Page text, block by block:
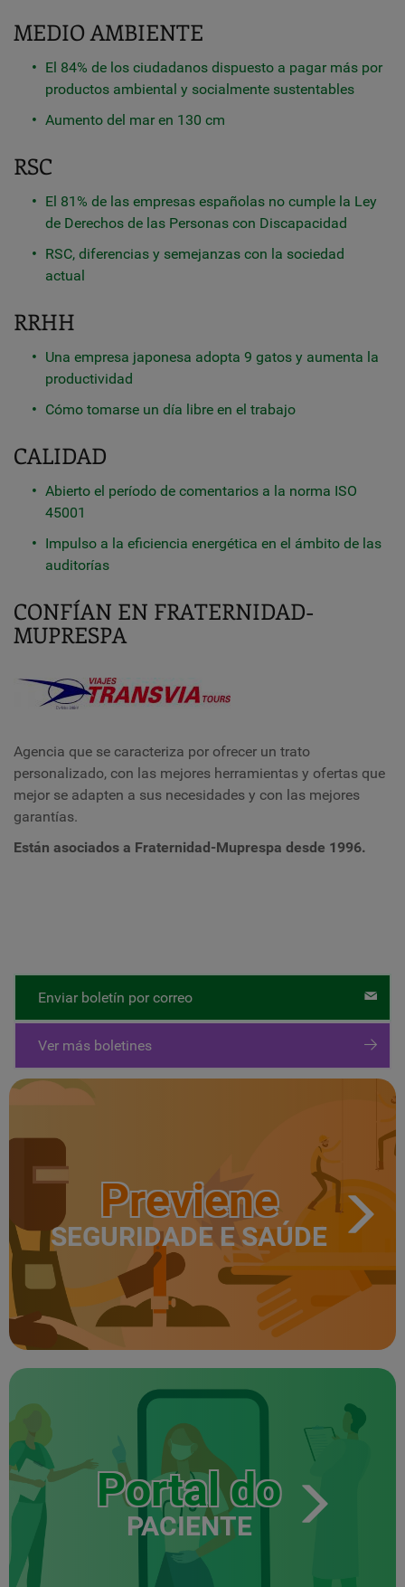
MEDIO AMBIENTE
El 84% de los ciudadanos dispuesto a pagar más por
productos ambiental y socialmente sustentables
Aumento del mar en 130 cm
RSC
El 81% de las empresas españolas no cumple la Ley
de Derechos de las Personas con Discapacidad
RSC, diferencias y semejanzas con la sociedad
actual
RRHH
Una empresa japonesa adopta 9 gatos y aumenta la
productividad
Cómo tomarse un día libre en el trabajo
CALIDAD
Abierto el período de comentarios a la norma ISO
45001
Impulso a la eficiencia energética en el ámbito de las
auditorías
CONFÍAN EN FRATERNIDAD-
MUPRESPA
Agencia que se caracteriza por ofrecer un trato
personalizado, con las mejores herramientas y ofertas que
mejor se adapten a sus necesidades y con las mejores
garantías.
Están asociados a Fraternidad-Muprespa desde 1996.
Enviar boletín por correo
Ver más boletines
Previene
SEGURIDADE E SAÚDE
Portal do
PACIENTE